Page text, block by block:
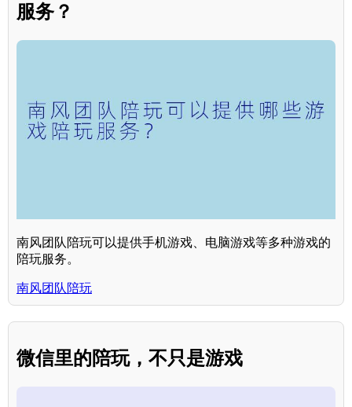
服务？
南风团队陪玩可以提供手机游戏、电脑游戏等多种游戏的
陪玩服务。
南风团队陪玩
微信里的陪玩，不只是游戏